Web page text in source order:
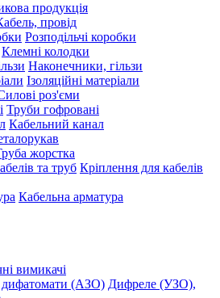
продукція
провід
Розподільчі коробки
Клемні колодки
Наконечники, гільзи
Ізоляційні матеріали
роз'єми
Труби гофровані
Кабельний канал
жорстка
Кріплення для кабелів
Кабельна арматура
вимикачі
Дифреле (УЗО),